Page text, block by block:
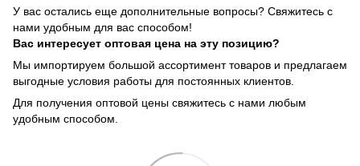
У вас остались еще дополнительные вопросы? Свяжитесь с
нами удобным для вас способом!
Вас интересует оптовая цена на эту позицию?
Мы импортируем большой ассортимент товаров и предлагаем
выгодные условия работы для постоянных клиентов.
Для получения оптовой цены свяжитесь с нами любым
удобным способом.